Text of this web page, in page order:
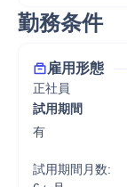
勤務条件
雇用形態
正社員
試用期間
有
試用期間月数: